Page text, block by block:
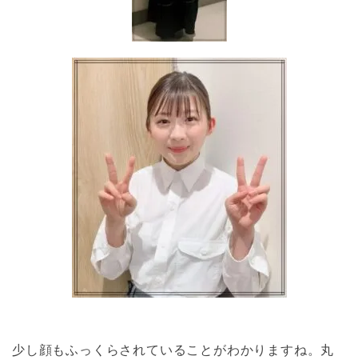
少し顔もふっくらされていることがわかりますね。丸